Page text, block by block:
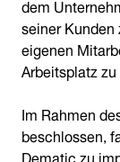
seiner
eigenen
Arbeitsplatz
Im Rahmen
beschlossen,
Dematic zu